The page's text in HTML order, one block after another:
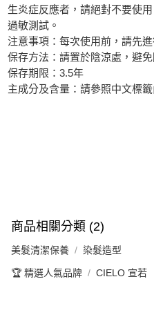
生炎症反應者，請絕對不要使
過敏測試。
注意事項：每次使用前，請先
保存方法：請置於陰涼處，避免
保存期限：3.5年
主成分及含量：請參照中文標
商品相關分類 (2)
美髮清潔保養 染髮造型
🏆 精選人氣品牌 CIELO 宣若